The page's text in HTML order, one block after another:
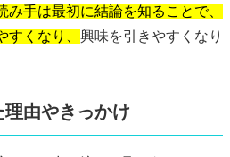
み手は最初に結論を知ることで、
くなり、 興味を引きやすくなり
由やきっかけ